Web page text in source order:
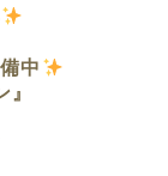
中